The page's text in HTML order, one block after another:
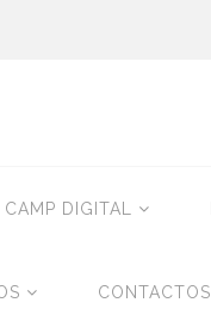
CAMP DIGITAL
CONTACTOS